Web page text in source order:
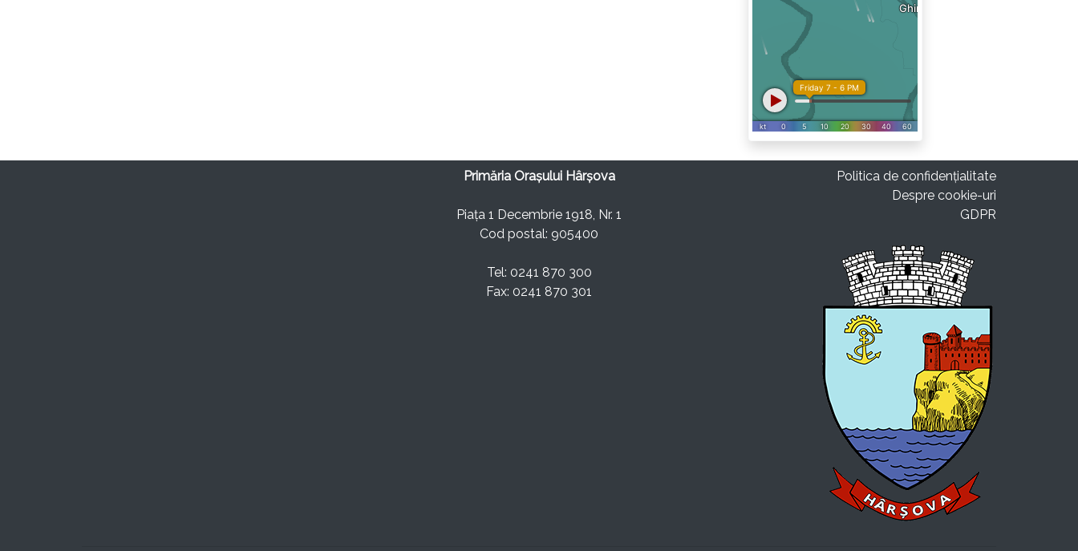
Primăria Orașului Hârșova
Piața 1 Decembrie 1918, Nr. 1
Cod postal: 905400
Tel: 0241 870 300
Fax: 0241 870 301
Politica de confidențialitate
Despre cookie-uri
GDPR